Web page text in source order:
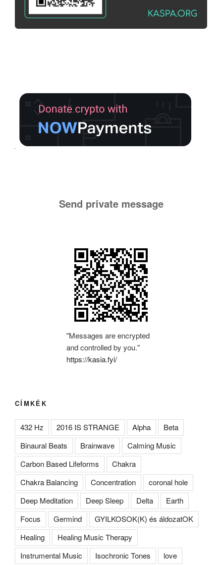
Send private message
"Messages are encrypted
and controlled by you."
https://kasia.fyi/
CÍMKÉK
432 Hz 2016 IS STRANGE Alpha
Beta
Binaural Beats
Brainwave
Calming Music
Carbon Based Lifeforms
Chakra
Chakra Balancing
Concentration
coronal hole
Deep Meditation
Deep Sleep Delta
Earth
Focus
Germind
GYILKOSOK(K) és áldozatOK
Healing
Healing Music Therapy
Instrumental Music
Isochronic Tones love